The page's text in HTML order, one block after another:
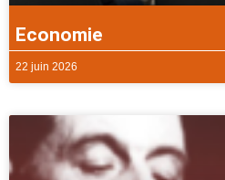
Economie
22 juin 2026